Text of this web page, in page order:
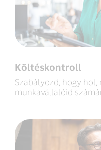
Költéskontroll
Szabályozd, hogy hol,
munkavállalóid